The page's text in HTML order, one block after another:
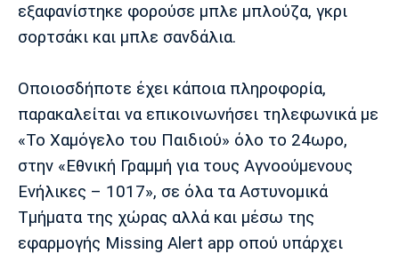
Λίβερπουλ
Μάντσεστερ
Σίτι
Γιουβέντους
Ίντερ Μίλαν
εξαφανίστηκε φορούσε μπλε μπλούζα, γκρι
σορτσάκι και μπλε σανδάλια.
Οποιοσδήποτε έχει κάποια πληροφορία,
παρακαλείται να επικοινωνήσει τηλεφωνικά με
«Το Χαμόγελο του Παιδιού» όλο το 24ωρο,
στην «Εθνική Γραμμή για τους Αγνοούμενους
Ενήλικες – 1017», σε όλα τα Αστυνομικά
Τμήματα της χώρας αλλά και μέσω της
εφαρμογής Missing Alert app οπού υπάρχει